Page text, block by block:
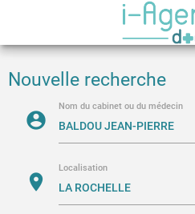
Nouvelle recherche
account_circle
Nom du cabinet ou du médecin
location_on
Localisation